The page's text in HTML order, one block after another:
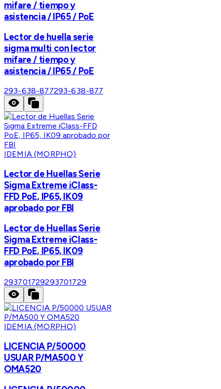
mifare / tiempo y
asistencia / IP65 / PoE
Lector de huella serie
sigma multi con lector
mifare / tiempo y
asistencia / IP65 / PoE
293-638-877293-638-877
IDEMIA (MORPHO)
Lector de Huellas Serie
Sigma Extreme iClass-
FFD PoE, IP65, IK09
aprobado por FBI
Lector de Huellas Serie
Sigma Extreme iClass-
FFD PoE, IP65, IK09
aprobado por FBI
293701729293701729
IDEMIA (MORPHO)
LICENCIA P/50000
USUAR P/MA500 Y
OMA520